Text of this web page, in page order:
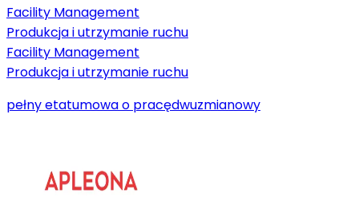
Facility Management
Produkcja i utrzymanie ruchu
Facility Management
Produkcja i utrzymanie ruchu
pełny etatumowa o pracędwuzmianowy